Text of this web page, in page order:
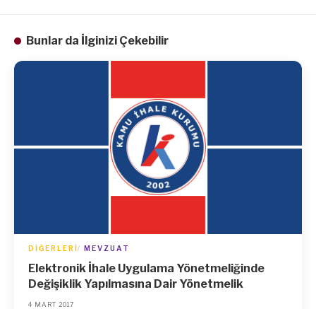
Bunlar da İlginizi Çekebilir
DIĞERLERI MEVZUAT
Elektronik İhale Uygulama Yönetmeliğinde
Değişiklik Yapılmasına Dair Yönetmelik
4 MART 2017